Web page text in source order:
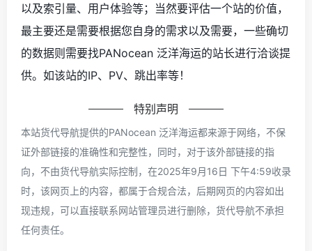
以及索引量、用户体验等；当然要评估一个站的价值，
最主要还是需要根据您自身的需求以及需要，一些确切
的数据则需要找PANocean 泛洋海运的站长进行洽谈提
供。如该站的IP、PV、跳出率等！
特别声明
本站货代导航提供的PANocean 泛洋海运都来源于网络，不保
证外部链接的准确性和完整性，同时，对于该外部链接的指
向，不由货代导航实际控制，在2025年9月16日 下午4:59收录
时，该网页上的内容，都属于合规合法，后期网页的内容如出
现违规，可以直接联系网站管理员进行删除，货代导航不承担
任何责任。